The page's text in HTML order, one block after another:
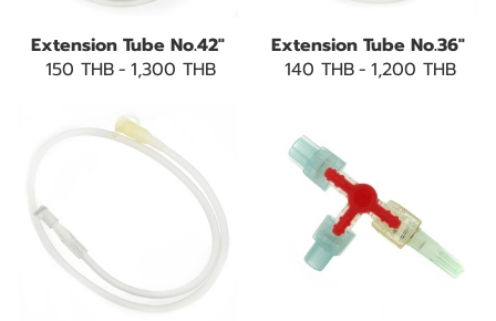
Extension Tube No.42"
150 THB- 1,300 THB
Extension Tube No.36"
140 THB- 1,200 THB